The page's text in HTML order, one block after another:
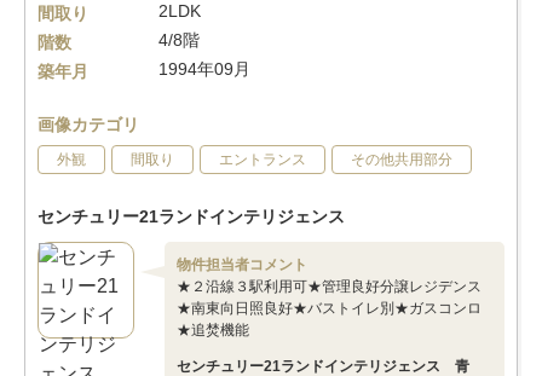
間取り
2LDK
階数
4/8階
築年月
1994年09月
画像カテゴリ
外観 間取り エントランス その他共用部分
センチュリー21ランドインテリジェンス
物件担当者コメント
★２沿線３駅利用可★管理良好分譲レジデンス
★南東向日照良好★バストイレ別★ガスコンロ
★追焚機能
センチュリー21ランドインテリジェンス 青